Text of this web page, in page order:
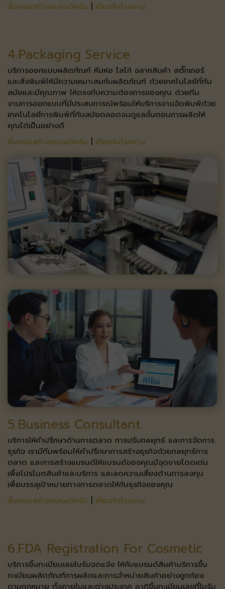
ขั้นตอนสร้างแบรนด์ครีม | เกี่ยวกับโรงงาน
4.Packaging Service
บริการออกแบบผลิตภัณฑ์ หีบห่อ โลโก้ ฉลากสินค้า สติ๊กเกอร์
และสิ่งพิมพ์​ ให้มีความเหมาะสมกับผลิตภัณฑ์ ด้วยเทคโนโลยีที่ทัน
สมัยและมีคุณภาพ ​ ให้ตรงกับความต้องการของคุณ ด้วยทีม
งานการออกแบบที่มีประสบการณ์​ พร้อมให้บริการงานจัดพิมพ์ด้วย
เทคโนโลยีการพิมพ์ที่ทันสมัย​ ตลอดจนดูแลขั้นตอนการผลิตให้
คุณได้เป็นอย่างดี​
ขั้นตอนสร้างแบรนด์ครีม | เกี่ยวกับโรงงาน
5.Business Consultant
บริการให้คำปรึกษาด้านการตลาด การปรับกลยุทธ์ และการจัดการ
ธุรกิจ​ เรามีทีมพร้อมให้คำปรึกษาการสร้างธุรกิจด้วยกลยุทธ์การ
ตลาด และการสร้างแบรนด์​ ให้แบรนด์ของคุณมีจุดขายโดดเด่น
เพื่อโปรโมตสินค้าและบริการ และลดความเสี่ยง​ ด้านการลงทุน
เพื่อบรรลุเป้าหมายทางการตลาดให้กับธุรกิจของคุณ​
ขั้นตอนสร้างแบรนด์ครีม
เกี่ยวกับโรงงาน
6.FDA Registration For Cosmetic​
บริการขึ้นทะเบียนเลขใบรับจดแจ้ง ให้กับแบรนด์สินค้า​ บริการขึ้น
ทะเบียนผลิตภัณฑ์การผลิตและการจำหน่ายสินค้า​ อย่างถูกต้อง
ตามกฎหมาย ทั้งภายในและต่างประเทศ อาทิ​ ขึ้นทะเบียนเลขที่ใบรับ